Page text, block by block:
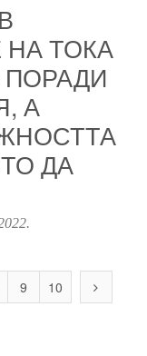
ТОКА
А
ДА
.
9 10